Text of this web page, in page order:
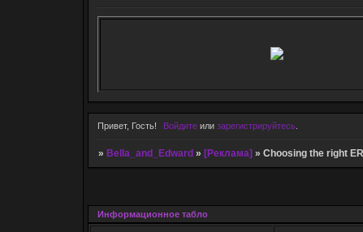
Привет, Гость! Войдите илизарегистрируйтесь
» Bella_and_Edward » [Реклама] » Choosing the right
Информационное табло